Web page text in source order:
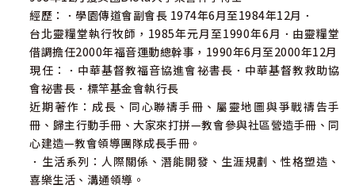
經歷：．學園傳道會副會長 1974年6月至1984年12月．
台北靈糧堂執行牧師，1985年元月至1990年6月．由靈糧堂
借調擔任2000年福音運動總幹事，1990年6月至2000年12月
現任：．中華基督教福音協進會祕書長．中華基督教救助協
會祕書長．標竿基金會執行長
近期著作：成長、同心聯禱手冊、屬靈地圖與爭戰禱告手
冊、歸主行動手冊、大家來打拼—教會參與社區營造手冊、同
心建造—教會領導團隊成長手冊。
．生活系列：人際關係、潛能開發、生涯規劃、性格塑造、
喜樂生活、溝通領導。